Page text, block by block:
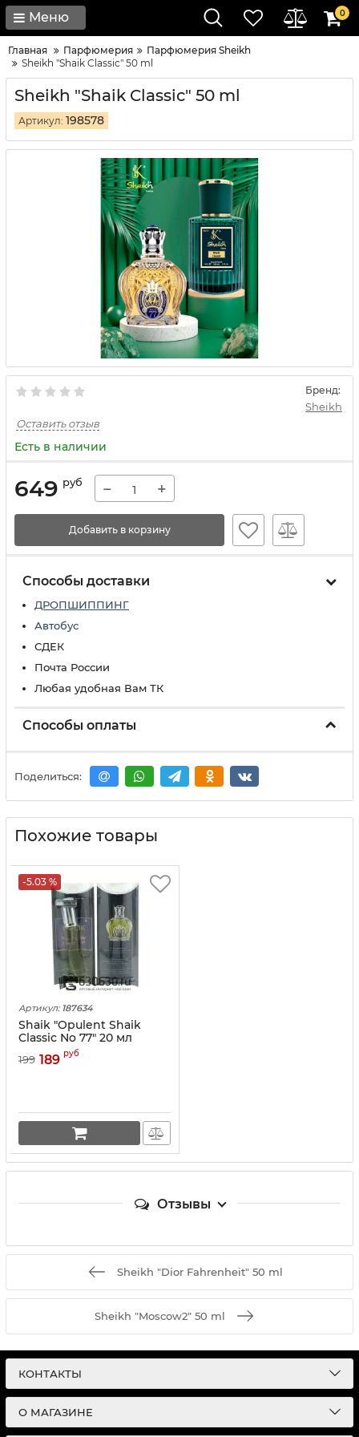
Меню 0
Главная Парфюмерия
Парфюмерия Sheikh
Sheikh "Shaik Classic" 50 ml
Sheikh "Shaik Classic" 50 ml
Артикул: 198578
Бренд:
Sheikh
Оставить отзыв
Есть в наличии
649 руб − +
Добавить в корзину
Способы доставки
ДРОПШИППИНГ
Автобус
СДЕК
Почта России
Любая удобная Вам ТК
Способы оплаты
Поделиться:
Похожие товары
-5.03 %
Артикул: 187634
Shaik "Opulent Shaik
Classic No 77" 20 мл
199 189 руб
Отзывы
Sheikh "Dior Fahrenheit" 50 ml
Sheikh "Moscow2" 50 ml
КОНТАКТЫ
О МАГАЗИНЕ